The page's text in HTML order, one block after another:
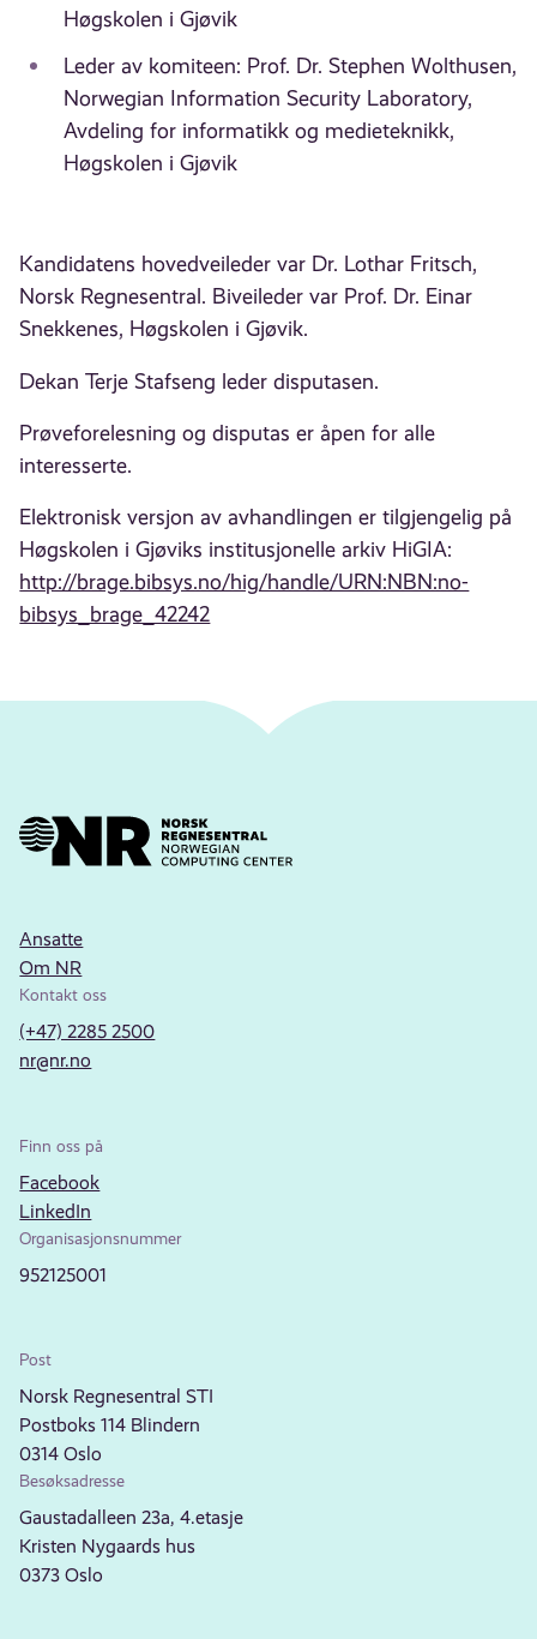
Høgskolen i Gjøvik
Leder av komiteen: Prof. Dr. Stephen Wolthusen,
Norwegian Information Security Laboratory,
Avdeling for informatikk og medieteknikk,
Høgskolen i Gjøvik
Kandidatens hovedveileder var Dr. Lothar Fritsch,
Norsk Regnesentral. Biveileder var Prof. Dr. Einar
Snekkenes, Høgskolen i Gjøvik.
Dekan Terje Stafseng leder disputasen.
Prøveforelesning og disputas er åpen for alle
interesserte.
Elektronisk versjon av avhandlingen er tilgjengelig på
Høgskolen i Gjøviks institusjonelle arkiv HiGIA:
http://brage.bibsys.no/hig/handle/URN:NBN:no-
bibsys_brage_42242
Ansatte
Om NR
Kontakt oss
(+47) 2285 2500
nr@nr.no
Finn oss på
Facebook
LinkedIn
Organisasjonsnummer
952125001
Post
Norsk Regnesentral STI
Postboks 114 Blindern
0314 Oslo
Besøksadresse
Gaustadalleen 23a, 4.etasje
Kristen Nygaards hus
0373 Oslo